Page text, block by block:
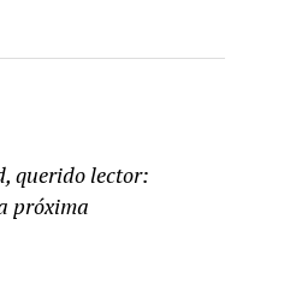
querido lector:
próxima